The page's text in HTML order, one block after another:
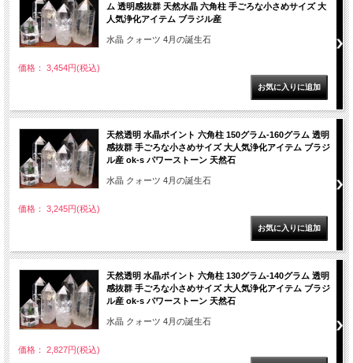
ム 透明感抜群 天然水晶 六角柱 手ごろな小さめサイズ 大
人気浄化アイテム ブラジル産
水晶 クォーツ 4月の誕生石
価格： 3,454円(税込)
天然透明 水晶ポイント 六角柱 150グラム-160グラム 透明
感抜群 手ごろな小さめサイズ 大人気浄化アイテム ブラジ
ル産 ok-s パワーストーン 天然石
水晶 クォーツ 4月の誕生石
価格： 3,245円(税込)
天然透明 水晶ポイント 六角柱 130グラム-140グラム 透明
感抜群 手ごろな小さめサイズ 大人気浄化アイテム ブラジ
ル産 ok-s パワーストーン 天然石
水晶 クォーツ 4月の誕生石
価格： 2,827円(税込)